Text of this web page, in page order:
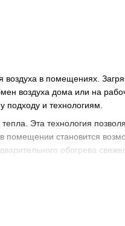
в помещениях.
воздуха дома или на
подходу и технологиям.
Эта технология
помещении становится
обогрева